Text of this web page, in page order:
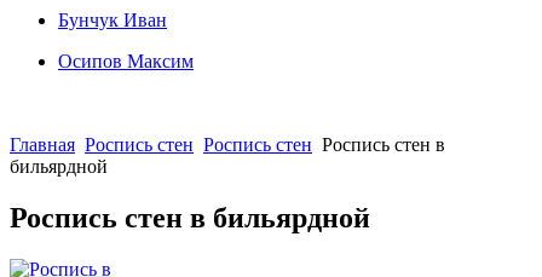
Бунчук Иван
Осипoв Максим
Главная Роспись стен Роспись стен Роспись стен в
бильярдной
Роспись стен в бильярдной